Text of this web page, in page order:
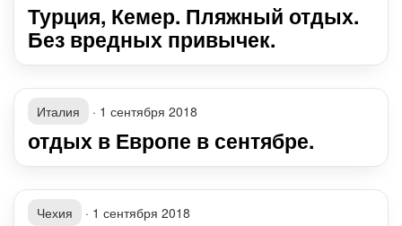
Турция, Кемер. Пляжный отдых.
Без вредных привычек.
Италия · 1 сентября 2018
отдых в Европе в сентябре.
Чехия · 1 сентября 2018